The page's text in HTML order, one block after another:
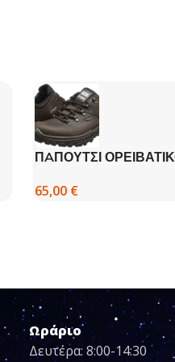
ΠAΠΟΥΤΣΙ
65,00 €
Ωράριο
Δευτέρα: 8:00-14:30